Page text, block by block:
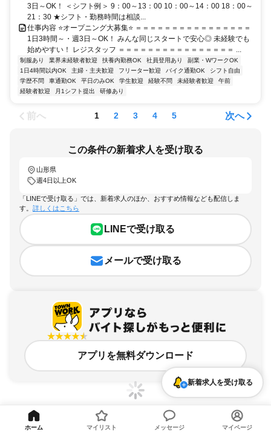
3日～OK！ ＜シフト例＞ 9：00～13：00 10：00～14：00 18：00～
21：30 ★シフト・勤務時間は相談...
仕事内容 ⭐オープニング大募集⭐ ＝＝＝＝＝＝＝＝＝＝＝＝＝＝＝＝
1日3時間～・週3日～OK！ みんな同じスタートで安心◎ 未経験でも
始めやすい！ レジスタッフ ＝＝＝＝＝＝＝＝＝＝＝＝＝＝＝＝ ...
制服あり 業界未経験者歓迎 扶養内勤務OK 社員登用あり
副業・WワークOK
1日4時間以内OK
主婦・主夫歓迎 フリーター歓迎 バイク通勤OK
シフト自由
学歴不問
車通勤OK 平日のみOK 学生歓迎 経験不問 未経験者歓迎
午前
経験者歓迎
月1シフト提出 研修あり
前へ 1 2 3 4 5 次へ
この条件の新着求人を受け取る
山形県
週4日以上OK
「LINEで受け取る」では、新着求人のほか、おすすめ情報なども配信しま
す。 詳しくはこちら
LINEで受け取る
メールで受け取る
アプリを無料ダウンロード
新着求人を受け取る
ホーム マイリスト メッセージ マイページ